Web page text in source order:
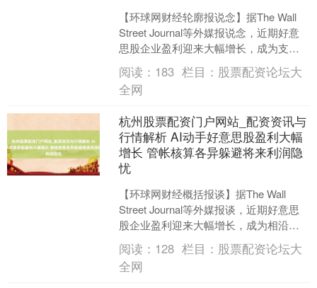
【环球网财经轮廓报说念】据The Wall
Street Journal等外媒报说念，近期好意
思股企业盈利迎来大幅增长，成为支执
股市上行的艰难能源，但本轮亮眼的....
阅读： 183 栏目： 股票配资论坛大
全网
杭州股票配资门户网站_配资资讯与
行情解析 AI动手好意思股盈利大幅
增长 管帐核算各异躲避将来利润隐
忧
【环球网财经概括报谈】据The Wall
Street Journal等外媒报谈，近期好意思
股企业盈利迎来大幅增长，成为相沿股
市上行的穷苦能源，但本轮亮眼的事
迹....
阅读： 128 栏目： 股票配资论坛大
全网